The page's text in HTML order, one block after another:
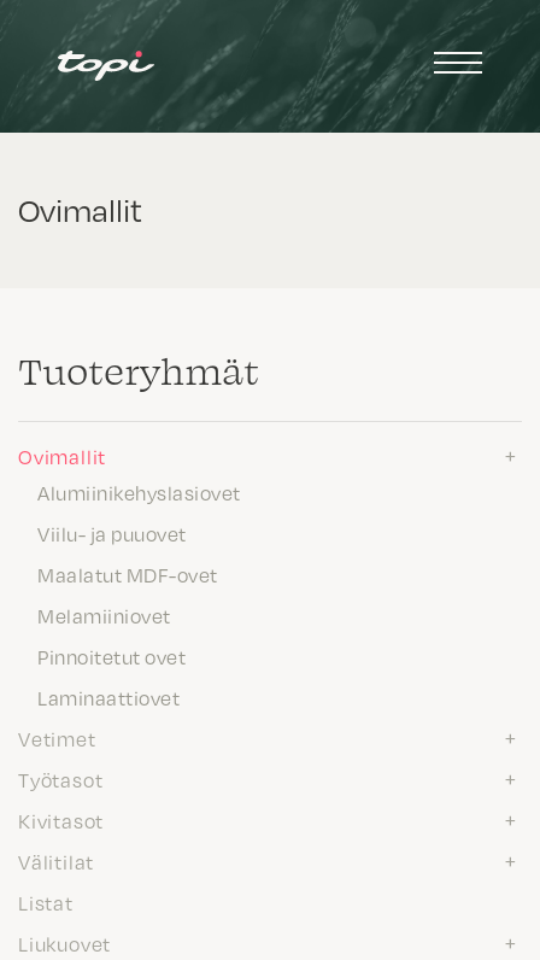
Ovimallit
Tuote­ryhmät
Ovimallit
Alumiinikehyslasiovet
Viilu- ja puuovet
Maalatut MDF-ovet
Melamiiniovet
Pinnoitetut ovet
Laminaattiovet
Vetimet
Työtasot
Kivitasot
Välitilat
Listat
Liukuovet